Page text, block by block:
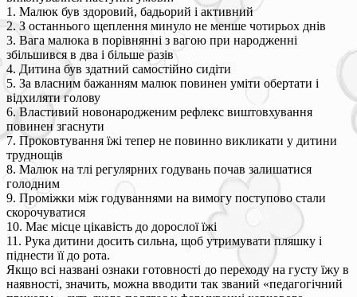
1. Малюк був здоровий, бадьорий і активний
2. З останнього щеплення минуло не менше чотирьох днів
3. Вага малюка в порівнянні з вагою при народженні
збільшився в два і більше разів
4. Дитина був здатний самостійно сидіти
5. За власним бажанням малюк повинен уміти обертати і
відхиляти голову
6. Властивий новонародженим рефлекс виштовхування
повинен згаснути
7. Проковтування їжі тепер не повинно викликати у дитини
труднощів
8. Малюк на тлі регулярних годувань почав залишатися
голодним
9. Проміжки між годуваннями на вимогу поступово стали
скорочуватися
10. Має місце цікавість до дорослої їжі
11. Рука дитини досить сильна, щоб утримувати пляшку і
піднести її до рота.
Якщо всі названі ознаки готовності до переходу на густу їжу в
наявності, значить, можна вводити так званий «педагогічний